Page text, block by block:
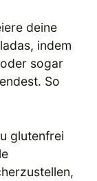
deine
indem
sogar
So
glutenfrei